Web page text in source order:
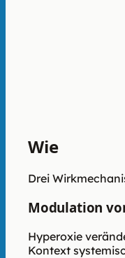
Wie
Drei
Modulation
Hyperoxie
Kontext